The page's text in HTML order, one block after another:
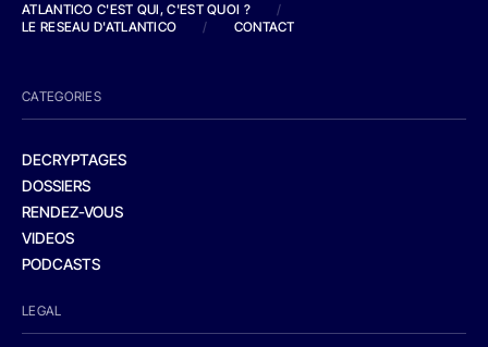
ATLANTICO C'EST QUI, C'EST QUOI ?
/
LE RESEAU D'ATLANTICO
/ CONTACT
CATEGORIES
DECRYPTAGES
DOSSIERS
RENDEZ-VOUS
VIDEOS
PODCASTS
LEGAL